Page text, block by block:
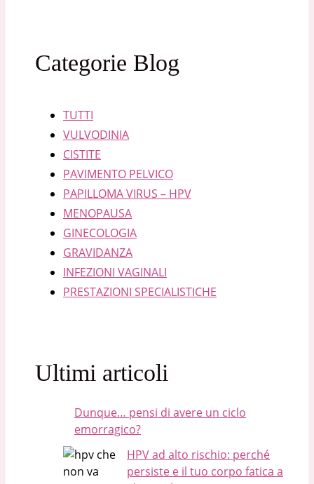
Categorie Blog
TUTTI
VULVODINIA
CISTITE
PAVIMENTO PELVICO
PAPILLOMA VIRUS – HPV
MENOPAUSA
GINECOLOGIA
GRAVIDANZA
INFEZIONI VAGINALI
PRESTAZIONI SPECIALISTICHE
Ultimi articoli
Dunque… pensi di avere un ciclo
emorragico?
HPV ad alto rischio: perché
persiste e il tuo corpo fatica a